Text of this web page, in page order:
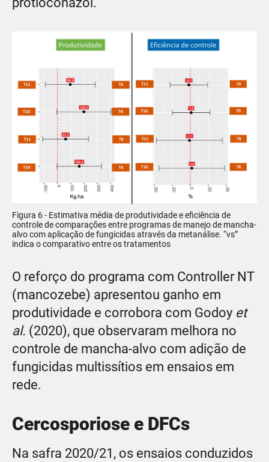
Figura 6 - Estimativa média de produtividade e eficiência de
controle de comparações entre programas de manejo de mancha-
alvo com aplicação de fungicidas através da metanálise. “vs”
indica o comparativo entre os tratamentos
O reforço do programa com Controller NT
(mancozebe) apresentou ganho em
produtividade e corrobora com Godoy et
al. (2020), que observaram melhora no
controle de mancha-alvo com adição de
fungicidas multissítios em ensaios em
rede.
Cercosporiose e DFCs
Na safra 2020/21, os ensaios conduzidos